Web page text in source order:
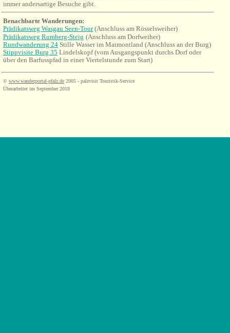
immer andersartige Besuche gibt.
Benachbarte Wanderungen:
Prädikatsweg Wasgau Seen-Tour(Anschluss am Rösselsweiher)
Prädikatsweg Rumberg-Steig (Anschluss am Dorfweiher)
Rundwanderung 24 Stille Wasser im Maimontland (Anschluss an der Burg)
Stippvisite Burg 35 Lindelskopf (vom Ausgangspunkt durchs Dorf oder
über den Barfusspfad in einer Viertelstunde zum Start)
© www.wanderportal-pfalz.de 2005 - palzvisit Touristik-Service
Überarbeitet im September 2018